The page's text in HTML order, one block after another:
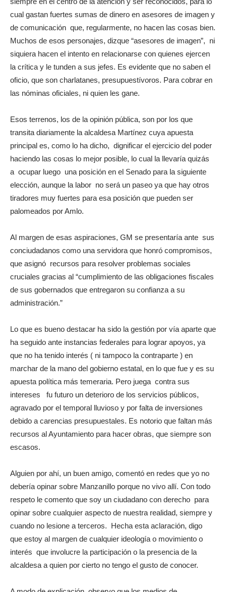
cual gastan fuertes sumas de dinero en asesores de imagen y
de comunicación que, regularmente, no hacen las cosas bien.
Muchos de esos personajes, dizque “asesores de imagen”, ni
siquiera hacen el intento en relacionarse con quienes ejercen
la crítica y le tunden a sus jefes. Es evidente que no saben el
oficio, que son charlatanes, presupuestívoros. Para cobrar en
las nóminas oficiales, ni quien les gane.
Esos terrenos, los de la opinión pública, son por los que
transita diariamente la alcaldesa Martínez cuya apuesta
principal es, como lo ha dicho, dignificar el ejercicio del poder
haciendo las cosas lo mejor posible, lo cual la llevaría quizás
a ocupar luego una posición en el Senado para la siguiente
elección, aunque la labor no será un paseo ya que hay otros
tiradores muy fuertes para esa posición que pueden ser
palomeados por Amlo.
Al margen de esas aspiraciones, GM se presentaría ante sus
conciudadanos como una servidora que honró compromisos,
que asignó recursos para resolver problemas sociales
cruciales gracias al “cumplimiento de las obligaciones fiscales
de sus gobernados que entregaron su confianza a su
administración.”
Lo que es bueno destacar ha sido la gestión por vía aparte que
ha seguido ante instancias federales para lograr apoyos, ya
que no ha tenido interés ( ni tampoco la contraparte ) en
marchar de la mano del gobierno estatal, en lo que fue y es su
apuesta política más temeraria. Pero juega contra sus
intereses fu futuro un deterioro de los servicios públicos,
agravado por el temporal lluvioso y por falta de inversiones
debido a carencias presupuestales. Es notorio que faltan más
recursos al Ayuntamiento para hacer obras, que siempre son
escasos.
Alguien por ahí, un buen amigo, comentó en redes que yo no
debería opinar sobre Manzanillo porque no vivo allí. Con todo
respeto le comento que soy un ciudadano con derecho para
opinar sobre cualquier aspecto de nuestra realidad, siempre y
cuando no lesione a terceros. Hecha esta aclaración, digo
que estoy al margen de cualquier ideología o movimiento o
interés que involucre la participación o la presencia de la
alcaldesa a quien por cierto no tengo el gusto de conocer.